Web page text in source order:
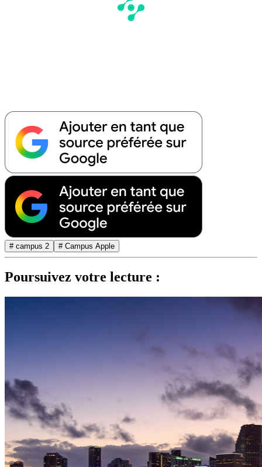
# campus 2 # Campus Apple
Poursuivez votre lecture :